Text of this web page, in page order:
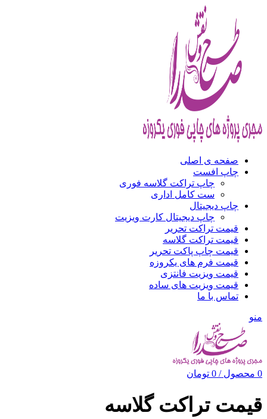
صفحه ی اصلی
چاپ افست
چاپ تراکت گلاسه فوری
ست کامل اداری
چاپ دیجیتال
چاپ دیجیتال کارت ویزیت
قیمت تراکت تحریر
قیمت تراکت گلاسه
قیمت چاپ پاکت تحریر
قیمت فرم های یکروزه
قیمت ویزیت فانتزی
قیمت ویزیت های ساده
تماس با ما
منو
0 محصول /
0 تومان
قیمت تراکت گلاسه